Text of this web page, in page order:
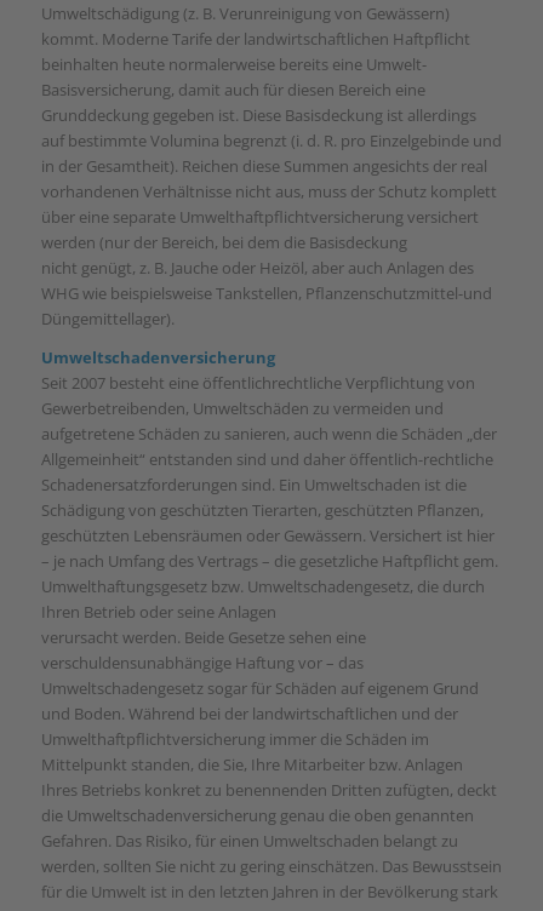
Umweltschädigung (z. B. Verunreinigung von Gewässern)
kommt. Moderne Tarife der landwirtschaftlichen Haftpflicht
beinhalten heute normalerweise bereits eine Umwelt-
Basisversicherung, damit auch für diesen Bereich eine
Grunddeckung gegeben ist. Diese Basisdeckung ist allerdings
auf bestimmte Volumina begrenzt (i. d. R. pro Einzelgebinde und
in der Gesamtheit). Reichen diese Summen angesichts der real
vorhandenen Verhältnisse nicht aus, muss der Schutz komplett
über eine separate Umwelthaftpflichtversicherung versichert
werden (nur der Bereich, bei dem die Basisdeckung
nicht genügt, z. B. Jauche oder Heizöl, aber auch Anlagen des
WHG wie beispielsweise Tankstellen, Pflanzenschutzmittel-und
Düngemittellager).
Umweltschadenversicherung
Seit 2007 besteht eine öffentlichrechtliche Verpflichtung von
Gewerbetreibenden, Umweltschäden zu vermeiden und
aufgetretene Schäden zu sanieren, auch wenn die Schäden „der
Allgemeinheit“ entstanden sind und daher öffentlich-rechtliche
Schadenersatzforderungen sind. Ein Umweltschaden ist die
Schädigung von geschützten Tierarten, geschützten Pflanzen,
geschützten Lebensräumen oder Gewässern. Versichert ist hier
– je nach Umfang des Vertrags – die gesetzliche Haftpflicht gem.
Umwelthaftungsgesetz bzw. Umweltschadengesetz, die durch
Ihren Betrieb oder seine Anlagen
verursacht werden. Beide Gesetze sehen eine
verschuldensunabhängige Haftung vor – das
Umweltschadengesetz sogar für Schäden auf eigenem Grund
und Boden. Während bei der landwirtschaftlichen und der
Umwelthaftpflichtversicherung immer die Schäden im
Mittelpunkt standen, die Sie, Ihre Mitarbeiter bzw. Anlagen
Ihres Betriebs konkret zu benennenden Dritten zufügten, deckt
die Umweltschadenversicherung genau die oben genannten
Gefahren. Das Risiko, für einen Umweltschaden belangt zu
werden, sollten Sie nicht zu gering einschätzen. Das Bewusstsein
für die Umwelt ist in den letzten Jahren in der Bevölkerung stark